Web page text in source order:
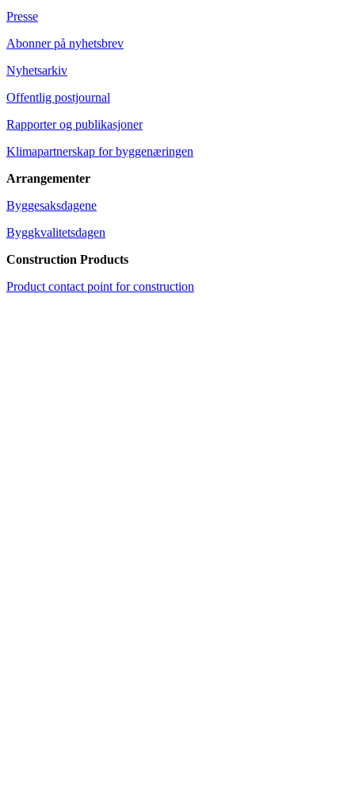
Presse
Abonner på nyhetsbrev
Nyhetsarkiv
Offentlig postjournal
Rapporter og publikasjoner
Klimapartnerskap for byggenæringen
Arrangementer
Byggesaksdagene
Byggkvalitetsdagen
Construction Products
Product contact point for construction